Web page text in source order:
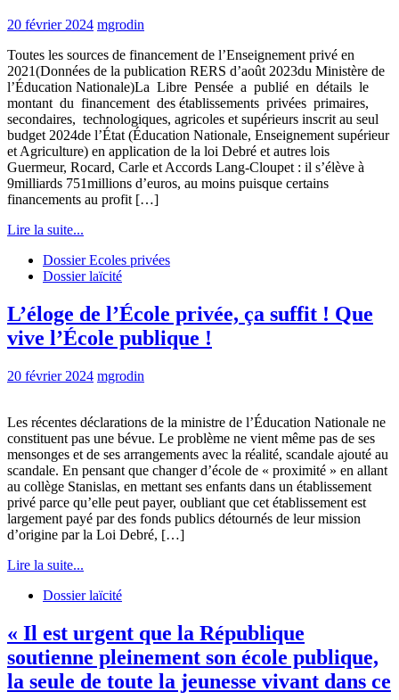
20 février 2024 mgrodin
Toutes les sources de financement de l’Enseignement privé en
2021(Données de la publication RERS d’août 2023du Ministère de
l’Éducation Nationale)La Libre Pensée a publié en détails le
montant du financement des établissements privées primaires,
secondaires, technologiques, agricoles et supérieurs inscrit au seul
budget 2024de l’État (Éducation Nationale, Enseignement supérieur
et Agriculture) en application de la loi Debré et autres lois
Guermeur, Rocard, Carle et Accords Lang-Cloupet : il s’élève à
9milliards 751millions d’euros, au moins puisque certains
financements au profit […]
Lire la suite...
Dossier Ecoles privées
Dossier laïcité
L’éloge de l’École privée, ça suffit ! Que
vive l’École publique !
20 février 2024 mgrodin
Les récentes déclarations de la ministre de l’Éducation Nationale ne
constituent pas une bévue. Le problème ne vient même pas de ses
mensonges et de ses arrangements avec la réalité, scandale ajouté au
scandale. En pensant que changer d’école de « proximité » en allant
au collège Stanislas, en mettant ses enfants dans un établissement
privé parce qu’elle peut payer, oubliant que cet établissement est
largement payé par des fonds publics détournés de leur mission
d’origine par la Loi Debré, […]
Lire la suite...
Dossier laïcité
« Il est urgent que la République
soutienne pleinement son école publique,
la seule de toute la jeunesse vivant dans ce